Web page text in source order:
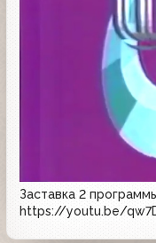
Заставка 2
https://youtu.be/